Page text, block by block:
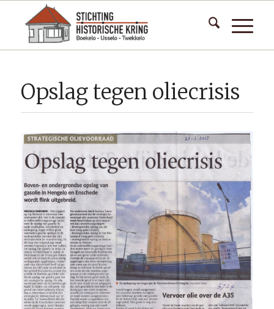
Opslag tegen oliecrisis